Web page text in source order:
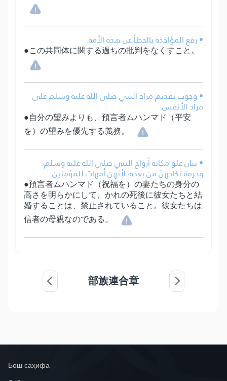
• رفع المؤاخذة بالخطأ عن هذه الأمة.
●この共同体に関する過ちの批判をなくすこと。
• وجوب تقديم مراد النبي صلى الله عليه وسلم على
مراد الأنفس.
●自分の望みよりも、預言者ムハンマド（平安
を）の望みを優先する義務。
• بيان علو مكانة أزواج النبي صلى الله عليه وسلم،
وحرمة نكاحهنَّ من بعده؛ لأنهن أمهات للمؤمنين.
●預言者ムハンマド（祝福を）の妻たちの身分の
高さを明らかにして、かれの死後に彼女たちと結
婚することは、禁止されていること。彼女たちは
信者の母親なのである。
部族連合章
Бош саҳифа